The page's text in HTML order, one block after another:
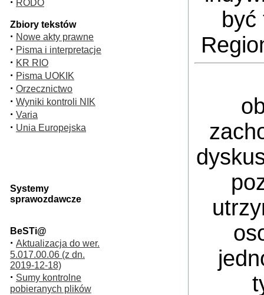
RODO
Zbiory tekstów
· Nowe akty prawne
· Pisma i interpretacje
· KR RIO
· Pisma UOKIK
· Orzecznictwo
· Wyniki kontroli NIK
· Varia
· Unia Europejska
Systemy
sprawozdawcze
BeSTi@
· Aktualizacja do wer.
5.017.00.06 (z dn.
2019-12-18)
· Sumy kontrolne
pobieranych plików